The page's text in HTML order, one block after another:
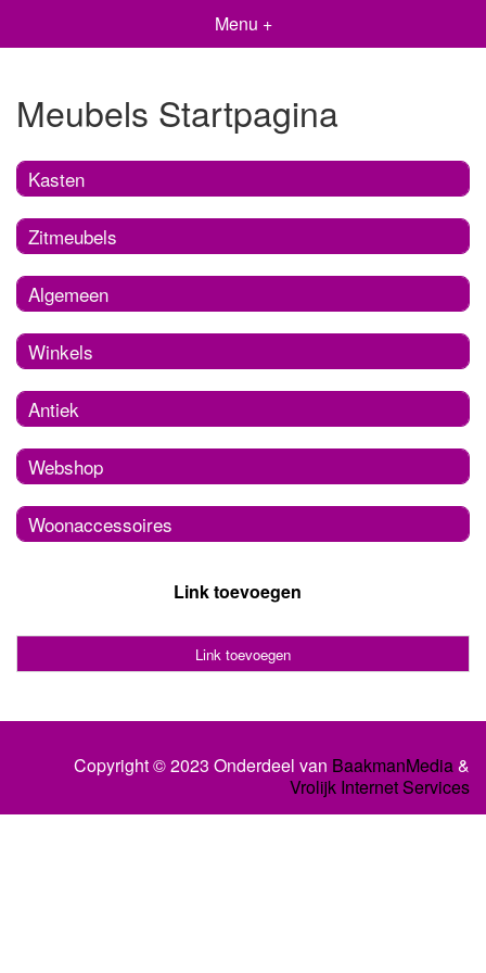
Menu +
Meubels Startpagina
Kasten
Zitmeubels
Algemeen
Winkels
Antiek
Webshop
Woonaccessoires
Link toevoegen
Link toevoegen
Copyright © 2023 Onderdeel van BaakmanMedia&
Vrolijk Internet Services